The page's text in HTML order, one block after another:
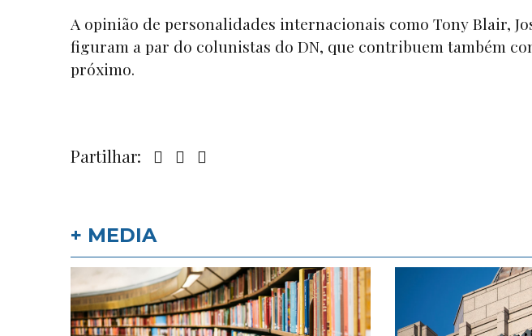
A opinião de personalidades internacionais como Tony Blair,
figuram a par do colunistas do DN, que contribuem também
próximo.
Partilhar:
+ MEDIA